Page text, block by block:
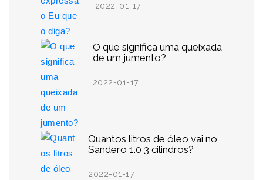
2022-01-17
O que significa uma queixada
de um jumento?
2022-01-17
Quantos litros de óleo vai no
Sandero 1.0 3 cilindros?
2022-01-17